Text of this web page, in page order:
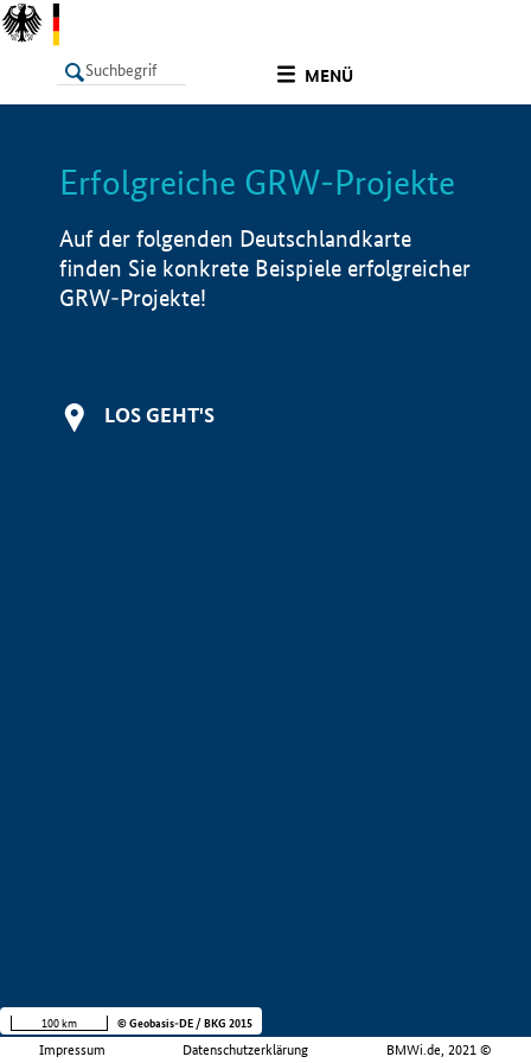
MENÜ
LISTE Info
Erfolgreiche GRW-Projekte
Auf der folgenden Deutschlandkarte
finden Sie konkrete Beispiele erfolgreicher
GRW-Projekte!
LOS GEHT'S
Impressum Datenschutzerklärung BMWi.de, 2021 ©
100 km © Geobasis-DE / BKG 2015